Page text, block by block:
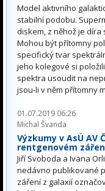
Model aktivního
stabilní podobu.
diskem, z něhož je
Mohou být přítomny
specifický tvar
jeho kolegové si
spektra usoudit na
jsou-li v něm přítomny
01.07.2019 06:26
Michal Švanda
Výzkumy v AsÚ AV
rentgenovém
Jiří Svoboda a Ivana
nedávno publikované
záření z galaxií